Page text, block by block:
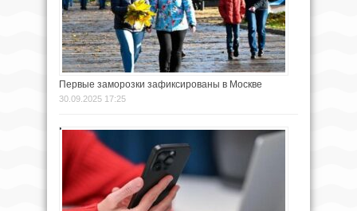
Первые заморозки зафиксированы в Москве
30.09.2025 17:25